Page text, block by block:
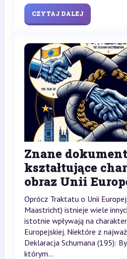
CZYTAJ DALEJ
Znane
kształtujące
obraz Unii
Oprócz Traktatu o Unii
Maastricht) istnieje wiele
istotnie wpływają na
Europejskiej. Niektóre z
Deklaracja Schumana (195):
którym...